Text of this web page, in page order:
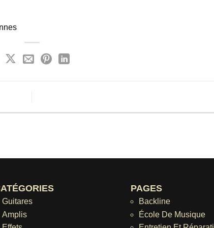
Guitares
Amplis
PAGES
Backline
École De Musique